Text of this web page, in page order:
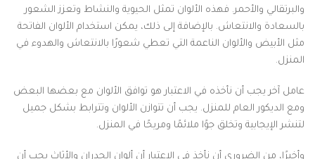
والبرتقالي والأحمر. فهذه الألوان تمثل الحيوية والنشاط وتعزز الشعور
بالسعادة والانتعاش. بالإضافة إلى ذلك، يمكن استخدام الألوان الفاتحة
مثل الأبيض والألوان الناعمة التي تعطي شعورًا بالانتعاش والهدوء في
المنزل.
عامل آخر يجب أن نأخذه في الاعتبار هو توافق الألوان مع بعضها البعض
ومع الديكور العام للمنزل. يجب أن تتوازن الألوان وتترابط بشكل جميل
لتنشر الإيجابية وتخلق جوًا ملائمًا ومريحًا في المنزل.
وأخيرًا، من الضروري أن نأخذ في الاعتبار أن ألوان الجدران والأثاث يجب أن